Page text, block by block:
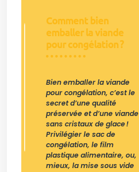
Comment bien
emballer la viande
pour congélation ?
Bien emballer la viande
pour congélation, c’est le
secret d’une qualité
préservée et d’une viande
sans cristaux de glace !
Privilégier le sac de
congélation, le film
plastique alimentaire, ou,
mieux, la mise sous vide